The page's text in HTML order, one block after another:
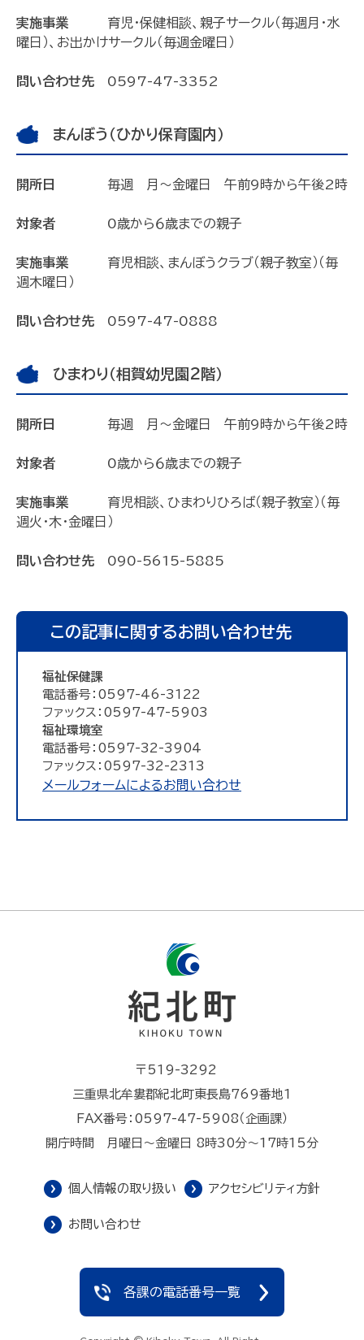
実施事業 育児・保健相談、親子サークル（毎週月・水
曜日）、お出かけサークル（毎週金曜日）
問い合わせ先 0597-47-3352
まんぼう（ひかり保育園内）
開所日 毎週 月～金曜日 午前9時から午後2時
対象者 0歳から６歳までの親子
実施事業 育児相談、まんぼうクラブ（親子教室）（毎
週木曜日）
問い合わせ先 0597-47-0888
ひまわり（相賀幼児園2階）
開所日 毎週 月～金曜日 午前9時から午後2時
対象者 0歳から６歳までの親子
実施事業 育児相談、ひまわりひろば（親子教室）（毎
週火・木・金曜日）
問い合わせ先 090-5615-5885
この記事に関するお問い合わせ先
福祉保健課
電話番号：0597-46-3122
ファックス：0597-47-5903
福祉環境室
電話番号：0597-32-3904
ファックス：0597-32-2313
メールフォームによるお問い合わせ
〒519-3292
三重県北牟婁郡紀北町東長島769番地1
FAX番号：0597-47-5908（企画課）
開庁時間 月曜日～金曜日 8時30分～17時15分
個人情報の取り扱い アクセシビリティ方針
お問い合わせ
各課の電話番号一覧